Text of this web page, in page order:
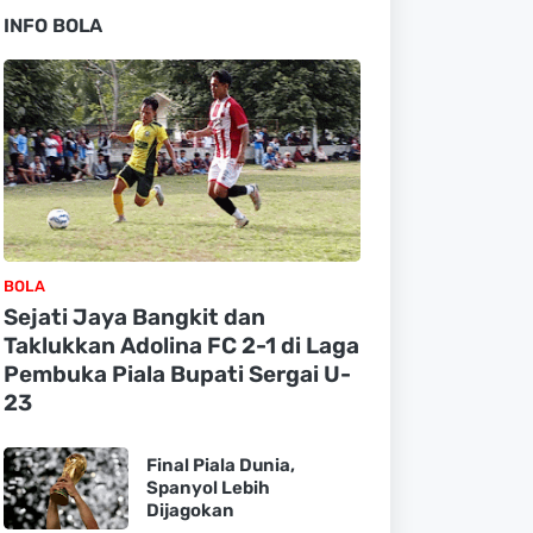
INFO BOLA
BOLA
Sejati Jaya Bangkit dan
Taklukkan Adolina FC 2-1 di Laga
Pembuka Piala Bupati Sergai U-
23
Final Piala Dunia,
Spanyol Lebih
Dijagokan